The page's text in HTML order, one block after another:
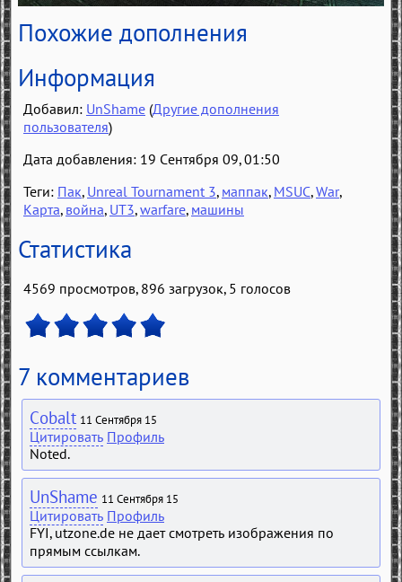
Похожие дополнения
Информация
Добавил: UnShame (Другие дополнения
пользователя)
Дата добавления: 19 Сентября 09, 01:50
Теги: Пак, Unreal Tournament 3, маппак, MSUC,War,
Карта, война, UT3,warfare, машины
Статистика
4569 просмотров, 896 загрузок, 5 голосов
7 комментариев
Cobalt 11 Сентября 15
Цитировать Профиль
Noted.
UnShame 11 Сентября 15
Цитировать Профиль
FYI, utzone.de не дает смотреть изображения по
прямым ссылкам.